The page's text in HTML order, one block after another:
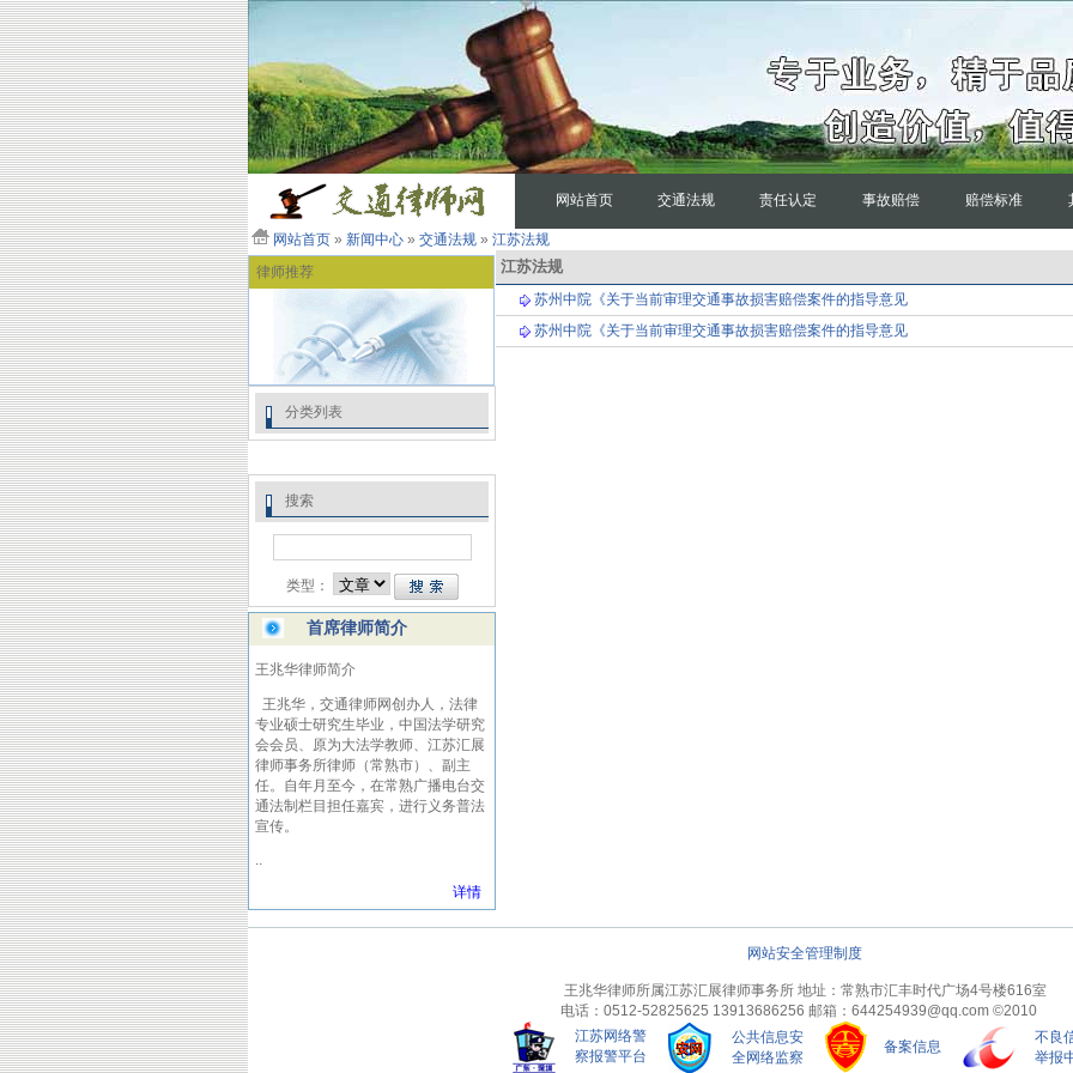
网站首页 交通法规 责任认定 事故赔偿 赔偿标准
网站首页 » 新闻中心 » 交通法规 » 江苏法规
律师推荐
分类列表
搜索
类型：
首席律师简介
王兆华律师简介
王兆华，交通律师网创办人，法律
专业硕士研究生毕业，中国法学研究
会会员、原为大法学教师、江苏汇展
律师事务所律师（常熟市）、副主
任。自年月至今，在常熟广播电台交
通法制栏目担任嘉宾，进行义务普法
宣传。
..
详情
江苏法规
苏州中院《关于当前审理交通事故损害赔偿案件的指导意见
苏州中院《关于当前审理交通事故损害赔偿案件的指导意见
网站安全管理制度
王兆华律师所属江苏汇展律师事务所 地址：常熟市汇丰时代广场4号楼616室
电话：0512-52825625 13913686256 邮箱：644254939@qq.com ©2010
江苏网络警
察报警平台
公共信息安
全网络监察
备案信息
不良
举报